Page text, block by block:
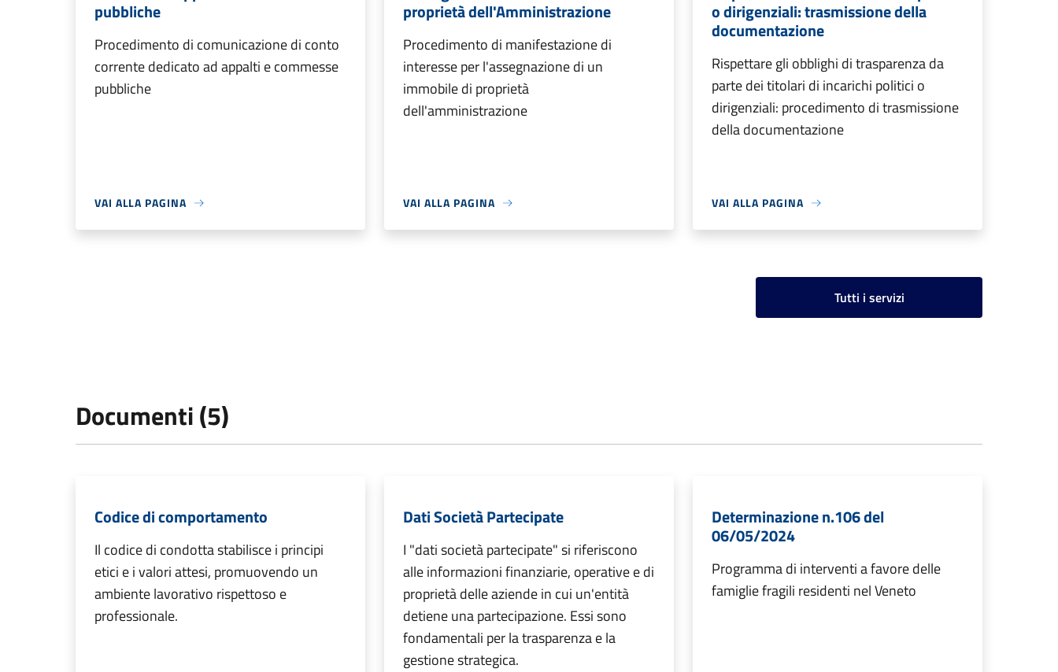
pubbliche
Procedimento di comunicazione di conto
corrente dedicato ad appalti e commesse
pubbliche
VAI ALLA PAGINA
proprietà dell'Amministrazione
Procedimento di manifestazione di
interesse per l'assegnazione di un
immobile di proprietà
dell'amministrazione
VAI ALLA PAGINA
o dirigenziali: trasmissione della
documentazione
Rispettare gli obblighi di trasparenza da
parte dei titolari di incarichi politici o
dirigenziali: procedimento di trasmissione
della documentazione
VAI ALLA PAGINA
Tutti i servizi
Documenti (5)
Codice di comportamento
Il codice di condotta stabilisce i principi
etici e i valori attesi, promuovendo un
ambiente lavorativo rispettoso e
professionale.
Dati Società Partecipate
I "dati società partecipate" si riferiscono
alle informazioni finanziarie, operative e di
proprietà delle aziende in cui un'entità
detiene una partecipazione. Essi sono
fondamentali per la trasparenza e la
gestione strategica.
Determinazione n.106 del
06/05/2024
Programma di interventi a favore delle
famiglie fragili residenti nel Veneto